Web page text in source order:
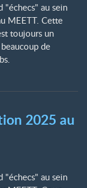
"échecs" au sein
MEETT. Cette
toujours un
de
2025 au
"échecs" au sein